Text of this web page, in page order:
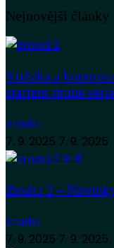
Nejnovější články
Vítězka a
startem druhé
Zradci
7. 9. 2025 7. 9. 2025
Zrádci 2 –
Zradci
7. 9. 2025 7. 9. 2025